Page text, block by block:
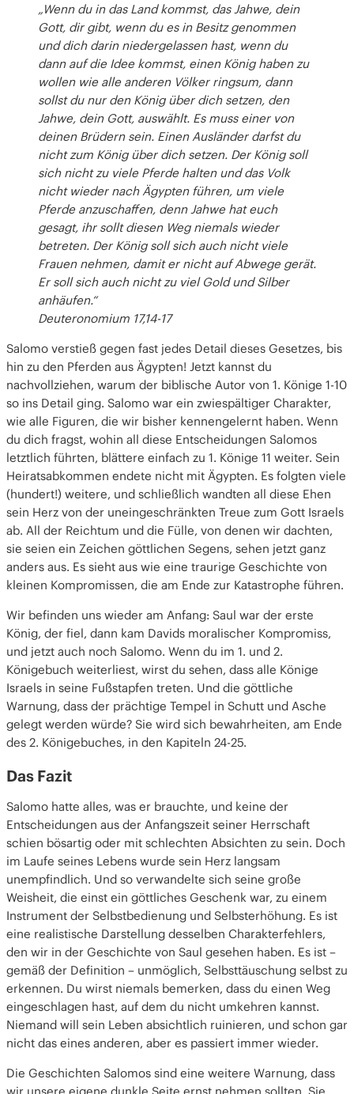
„Wenn du in das Land kommst, das Jahwe, dein
Gott, dir gibt, wenn du es in Besitz genommen
und dich darin niedergelassen hast, wenn du
dann auf die Idee kommst, einen König haben zu
wollen wie alle anderen Völker ringsum, dann
sollst du nur den König über dich setzen, den
Jahwe, dein Gott, auswählt. Es muss einer von
deinen Brüdern sein. Einen Ausländer darfst du
nicht zum König über dich setzen. Der König soll
sich nicht zu viele Pferde halten und das Volk
nicht wieder nach Ägypten führen, um viele
Pferde anzuschaffen, denn Jahwe hat euch
gesagt, ihr sollt diesen Weg niemals wieder
betreten. Der König soll sich auch nicht viele
Frauen nehmen, damit er nicht auf Abwege gerät.
Er soll sich auch nicht zu viel Gold und Silber
anhäufen.“
Deuteronomium 17,14-17
Salomo verstieß gegen fast jedes Detail dieses Gesetzes, bis
hin zu den Pferden aus Ägypten! Jetzt kannst du
nachvollziehen, warum der biblische Autor von 1. Könige 1-10
so ins Detail ging. Salomo war ein zwiespältiger Charakter,
wie alle Figuren, die wir bisher kennengelernt haben. Wenn
du dich fragst, wohin all diese Entscheidungen Salomos
letztlich führten, blättere einfach zu 1. Könige 11 weiter. Sein
Heiratsabkommen endete nicht mit Ägypten. Es folgten viele
(hundert!) weitere, und schließlich wandten all diese Ehen
sein Herz von der uneingeschränkten Treue zum Gott Israels
ab. All der Reichtum und die Fülle, von denen wir dachten,
sie seien ein Zeichen göttlichen Segens, sehen jetzt ganz
anders aus. Es sieht aus wie eine traurige Geschichte von
kleinen Kompromissen, die am Ende zur Katastrophe führen.
Wir befinden uns wieder am Anfang: Saul war der erste
König, der fiel, dann kam Davids moralischer Kompromiss,
und jetzt auch noch Salomo. Wenn du im 1. und 2.
Königebuch weiterliest, wirst du sehen, dass alle Könige
Israels in seine Fußstapfen treten. Und die göttliche
Warnung, dass der prächtige Tempel in Schutt und Asche
gelegt werden würde? Sie wird sich bewahrheiten, am Ende
des 2. Königebuches, in den Kapiteln 24-25.
Das Fazit
Salomo hatte alles, was er brauchte, und keine der
Entscheidungen aus der Anfangszeit seiner Herrschaft
schien bösartig oder mit schlechten Absichten zu sein. Doch
im Laufe seines Lebens wurde sein Herz langsam
unempfindlich. Und so verwandelte sich seine große
Weisheit, die einst ein göttliches Geschenk war, zu einem
Instrument der Selbstbedienung und Selbsterhöhung. Es ist
eine realistische Darstellung desselben Charakterfehlers,
den wir in der Geschichte von Saul gesehen haben. Es ist –
gemäß der Definition – unmöglich, Selbsttäuschung selbst zu
erkennen. Du wirst niemals bemerken, dass du einen Weg
eingeschlagen hast, auf dem du nicht umkehren kannst.
Niemand will sein Leben absichtlich ruinieren, und schon gar
nicht das eines anderen, aber es passiert immer wieder.
Die Geschichten Salomos sind eine weitere Warnung, dass